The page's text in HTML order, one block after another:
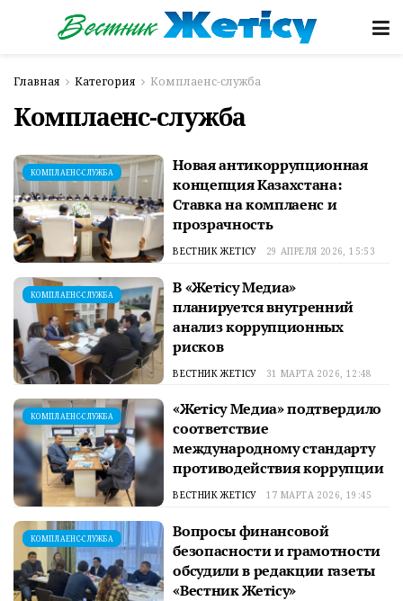
Главная Категория Комплаенс-служба
Комплаенс-служба
КОМПЛАЕНС-СЛУЖБА
Новая антикоррупционная
концепция Казахстана:
Ставка на комплаенс и
прозрачность
ВЕСТНИК ЖЕТІСУ 29 АПРЕЛЯ 2026, 15:53
КОМПЛАЕНС-СЛУЖБА
В «Жетісу Медиа»
планируется внутренний
анализ коррупционных
рисков
ВЕСТНИК ЖЕТІСУ 31 МАРТА 2026, 12:48
КОМПЛАЕНС-СЛУЖБА
«Жетісу Медиа» подтвердило
соответствие
международному стандарту
противодействия коррупции
ВЕСТНИК ЖЕТІСУ 17 МАРТА 2026, 19:45
КОМПЛАЕНС-СЛУЖБА
Вопросы финансовой
безопасности и грамотности
обсудили в редакции газеты
«Вестник Жетісу»